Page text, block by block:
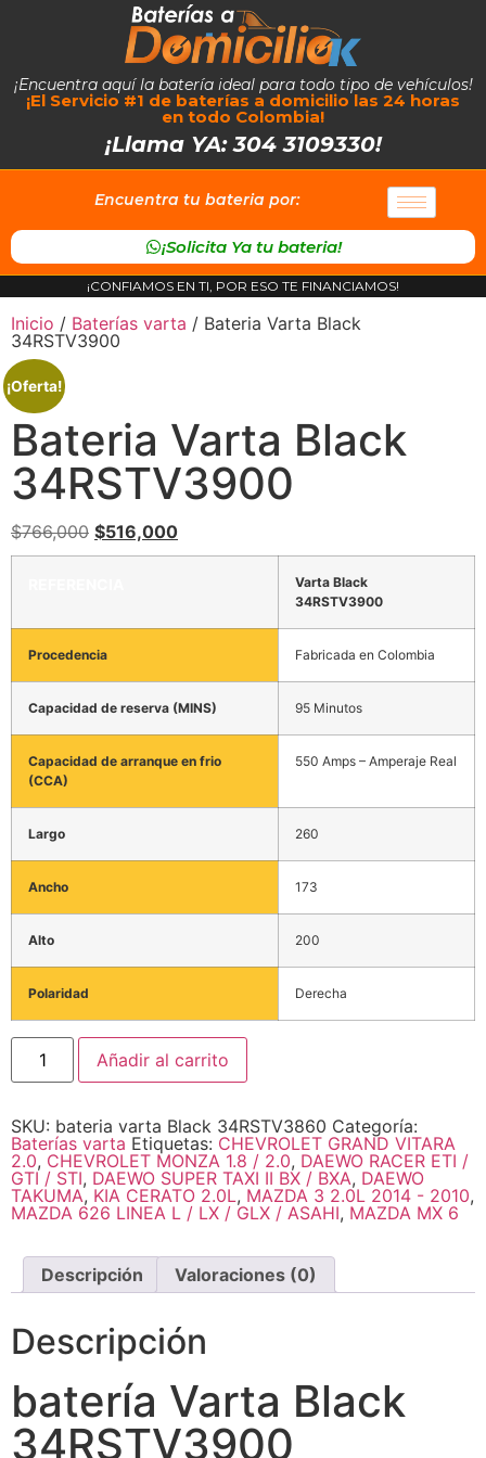
¡Encuentra aquí la batería ideal para todo tipo de vehículos!
¡El Servicio #1 de baterías a domicilio las 24 horas
en todo Colombia!
¡Llama YA: 304 3109330!
Encuentra tu bateria por:
¡Solicita Ya tu bateria!
¡CONFIAMOS EN TI, POR ESO TE FINANCIAMOS!
Inicio / Baterías varta / Bateria Varta Black
34RSTV3900
¡Oferta!
Bateria Varta Black
34RSTV3900
$766,000 $516,000
Varta Black
34RSTV3900
Procedencia Fabricada en Colombia
Capacidad de reserva (MINS) 95 Minutos
Capacidad de arranque en frio
(CCA)
550 Amps – Amperaje Real
Largo 260
Ancho 173
Alto 200
Polaridad Derecha
Añadir al carrito
SKU: bateria varta Black 34RSTV3860 Categoría:
Baterías varta Etiquetas: CHEVROLET GRAND VITARA
2.0, CHEVROLET MONZA 1.8 / 2.0, DAEWO RACER ETI /
GTI / STI, DAEWO SUPER TAXI II BX / BXA, DAEWO
TAKUMA, KIA CERATO 2.0L, MAZDA 3 2.0L 2014 - 2010,
MAZDA 626 LINEA L / LX / GLX / ASAHI, MAZDA MX 6
Descripción Valoraciones (0)
Descripción
batería Varta Black
34RSTV3900